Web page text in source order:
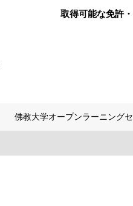
取得可能な免許
佛教大学オープンラーニング